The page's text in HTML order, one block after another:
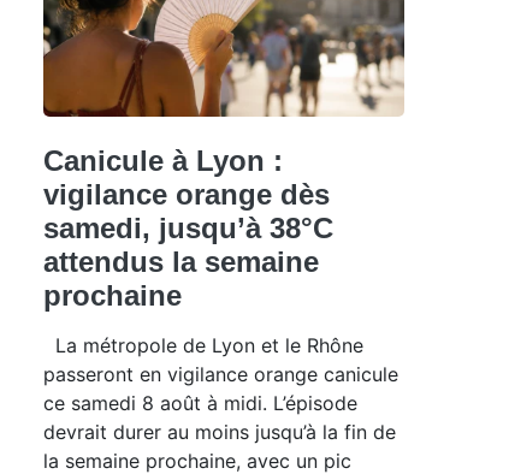
Canicule à Lyon :
vigilance orange dès
samedi, jusqu’à 38°C
attendus la semaine
prochaine
La métropole de Lyon et le Rhône
passeront en vigilance orange canicule
ce samedi 8 août à midi. L’épisode
devrait durer au moins jusqu’à la fin de
la semaine prochaine, avec un pic